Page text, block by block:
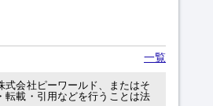
一覧
会社ピーワールド、またはそ
転載・引用などを行うことは法